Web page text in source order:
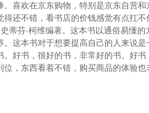
喜欢在京东购物，特别是京东自营
还不错，看书店的价钱感觉有点扛
蒂芬·柯维编著。这本书以通俗易
这本书对于想要提高自己的人来说是
好书，很好的书，非常好的书。好
，东西看着不错，购买商品的体验